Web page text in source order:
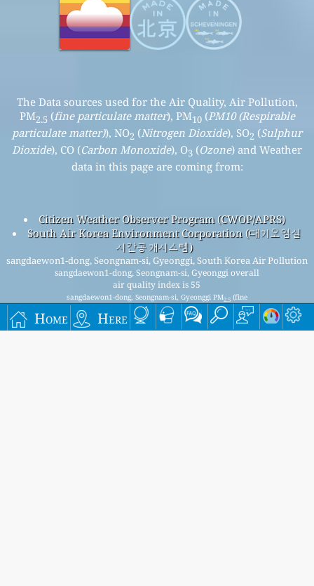
Home Here
The Data sources used for the Air Quality, Air Pollution,
PM2.5 (fine particulate matter), PM10(PM10 (Respirable
particulate matter)), NO2 (Nitrogen Dioxide), SO2 (Sulphur
Dioxide), CO (Carbon Monoxide), O3 (Ozone) and Weather
data in this page are coming from:
Citizen Weather Observer Program (CWOP/APRS)
South Air Korea Environment Corporation (대기오염실
시간공개시스템)
sangdaewon1-dong, Seongnam-si, Gyeonggi, South Korea Air Pollution
sangdaewon1-dong, Seongnam-si, Gyeonggi overall
air quality index is 55
sangdaewon1-dong, Seongnam-si, Gyeonggi PM2.5(fine
particulate matter) AQI is 55 - sangdaewon1-dong,
Seongnam-si, Gyeonggi PM
(PM10 (Respirable particulate
matter)) AQI is 27 - sangdaewon1-dong, Seongnam-si,